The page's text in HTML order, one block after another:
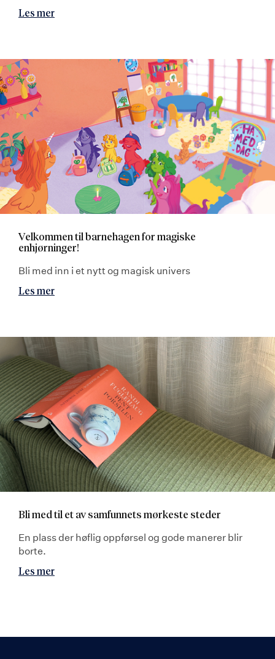
Les mer
Velkommen til barnehagen for magiske
enhjørninger!
Bli med inn i et nytt og magisk univers
Les mer
Bli med til et av samfunnets mørkeste steder
En plass der høflig oppførsel og gode manerer blir
borte.
Les mer